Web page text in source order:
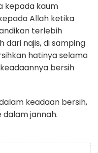
kepada kaum
Allah ketika
terlebih
dari najis, di samping
hatinya selama
bersih
keadaan bersih,
jannah.